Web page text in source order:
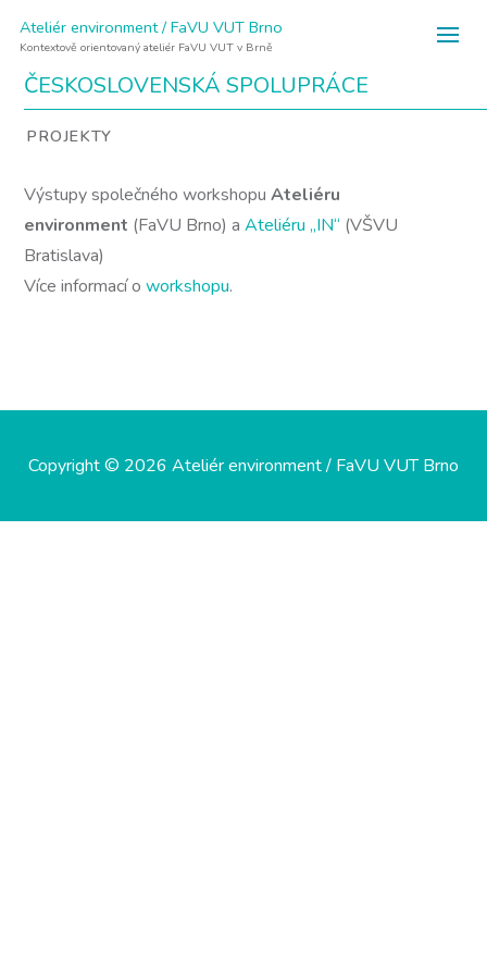
Ateliér environment / FaVU VUT Brno
Kontextově orientovaný ateliér FaVU VUT v Brně
ČESKOSLOVENSKÁ SPOLUPRÁCE
PROJEKTY
Výstupy společného workshopuAteliéru
environment (FaVU Brno) aAteliéru „IN“ (VŠVU
Bratislava)
Více informací oworkshopu.
Copyright © 2026 Ateliér environment / FaVU VUT Brno